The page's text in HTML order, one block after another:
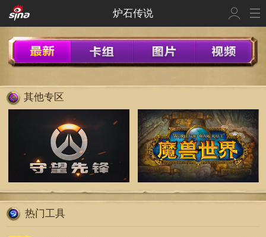
炉石传说
其他专区
热门工具